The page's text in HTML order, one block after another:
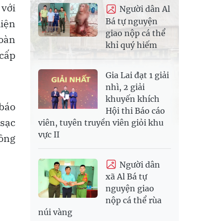
Người dân Al
Bá tự nguyện
giao nộp cá thể
khỉ quý hiếm
Gia Lai đạt 1 giải
nhì, 2 giải
khuyến khích
Hội thi Báo cáo
viên, tuyên truyền viên giỏi khu
vực II
Người dân
xã Al Bá tự
nguyện giao
nộp cá thể rùa
núi vàng